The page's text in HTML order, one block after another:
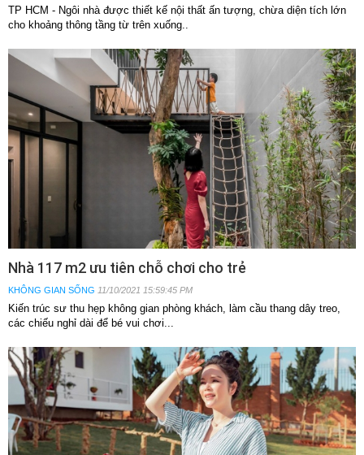
TP HCM - Ngôi nhà được thiết kế nội thất ấn tượng, chừa diện tích lớn
cho khoảng thông tầng từ trên xuống..
Nhà 117 m2 ưu tiên chỗ chơi cho trẻ
KHÔNG GIAN SỐNG 11/10/2021 15:59:45 PM
Kiến trúc sư thu hẹp không gian phòng khách, làm cầu thang dây treo,
các chiếu nghỉ dài để bé vui chơi...